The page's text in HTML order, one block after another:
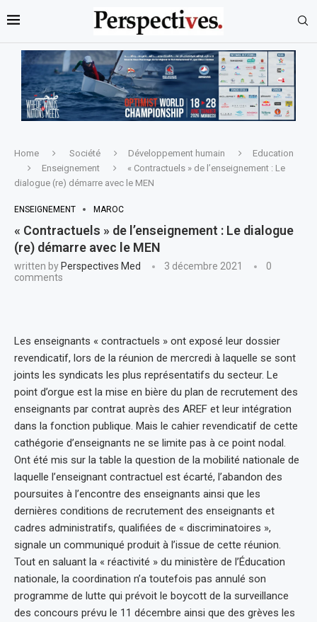
Home Société Développement humain
Education
Enseignement
« Contractuels » de l’enseignement : Le
dialogue (re) démarre avec le MEN
ENSEIGNEMENT MAROC
« Contractuels » de l’enseignement : Le dialogue
(re) démarre avec le MEN
written by Perspectives Med 3 décembre 2021
0
comments
Les enseignants « contractuels » ont exposé leur dossier
revendicatif, lors de la réunion de mercredi à laquelle se sont
joints les syndicats les plus représentatifs du secteur. Le
point d’orgue est la mise en bière du plan de recrutement des
enseignants par contrat auprès des AREF et leur intégration
dans la fonction publique. Mais le cahier revendicatif de cette
cathégorie d’enseignants ne se limite pas à ce point nodal.
Ont été mis sur la table la question de la mobilité nationale de
laquelle l’enseignant contractuel est écarté, l’abandon des
poursuites à l’encontre des enseignants ainsi que les
dernières conditions de recrutement des enseignants et
cadres administratifs, qualifiées de « discriminatoires »,
signale un communiqué produit à l’issue de cette réunion.
Tout en saluant la « réactivité » du ministère de l’Éducation
nationale, la coordination n’a toutefois pas annulé son
programme de lutte qui prévoit le boycott de la surveillance
des concours prévu le 11 décembre ainsi que des grèves les